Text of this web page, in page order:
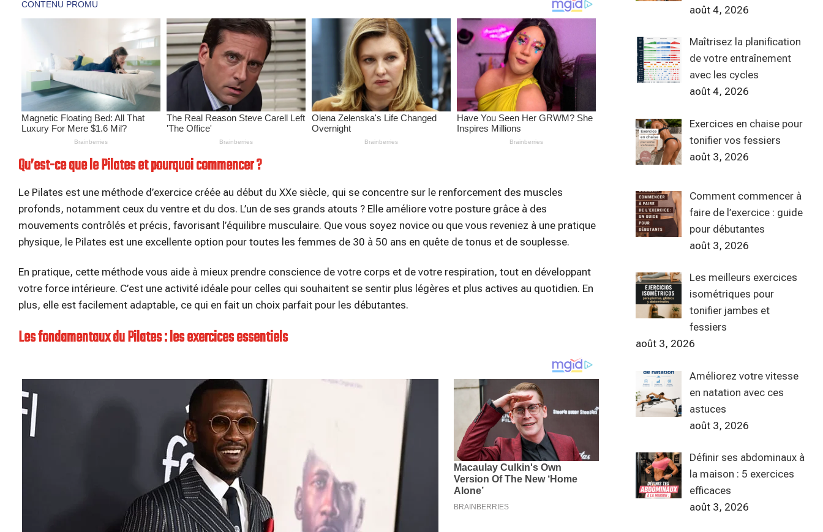
Qu’est-ce que le Pilates et pourquoi commencer ?
Le Pilates est une méthode d’exercice créée au début du XXe siècle, qui se concentre sur le renforcement des muscles
profonds, notamment ceux du ventre et du dos. L’un de ses grands atouts ? Elle améliore votre posture grâce à des
mouvements contrôlés et précis, favorisant l’équilibre musculaire. Que vous soyez novice ou que vous reveniez à une pratique
physique, le Pilates est une excellente option pour toutes les femmes de 30 à 50 ans en quête de tonus et de souplesse.
En pratique, cette méthode vous aide à mieux prendre conscience de votre corps et de votre respiration, tout en développant
votre force intérieure. C’est une activité idéale pour celles qui souhaitent se sentir plus légères et plus actives au quotidien. En
plus, elle est facilement adaptable, ce qui en fait un choix parfait pour les débutantes.
Les fondamentaux du Pilates : les exercices essentiels
août 4, 2026
Maîtrisez la planification
de votre entraînement
avec les cycles
août 4, 2026
Exercices en chaise pour
tonifier vos fessiers
août 3, 2026
Comment commencer à
faire de l’exercice : guide
pour débutantes
août 3, 2026
Les meilleurs exercices
isométriques pour
tonifier jambes et
fessiers
août 3, 2026
Améliorez votre vitesse
en natation avec ces
astuces
août 3, 2026
Définir ses abdominaux à
la maison : 5 exercices
efficaces
août 3, 2026